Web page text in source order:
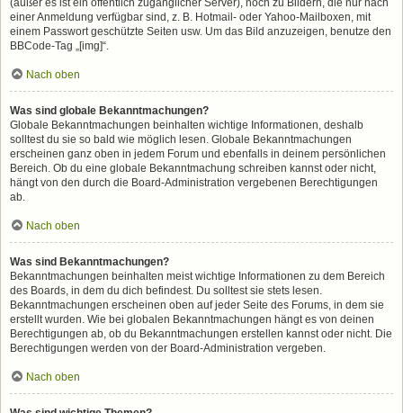
(außer es ist ein öffentlich zugänglicher Server), noch zu Bildern, die nur nach
einer Anmeldung verfügbar sind, z. B. Hotmail- oder Yahoo-Mailboxen, mit
einem Passwort geschützte Seiten usw. Um das Bild anzuzeigen, benutze den
BBCode-Tag „[img]“.
Nach oben
Was sind globale Bekanntmachungen?
Globale Bekanntmachungen beinhalten wichtige Informationen, deshalb
solltest du sie so bald wie möglich lesen. Globale Bekanntmachungen
erscheinen ganz oben in jedem Forum und ebenfalls in deinem persönlichen
Bereich. Ob du eine globale Bekanntmachung schreiben kannst oder nicht,
hängt von den durch die Board-Administration vergebenen Berechtigungen
ab.
Nach oben
Was sind Bekanntmachungen?
Bekanntmachungen beinhalten meist wichtige Informationen zu dem Bereich
des Boards, in dem du dich befindest. Du solltest sie stets lesen.
Bekanntmachungen erscheinen oben auf jeder Seite des Forums, in dem sie
erstellt wurden. Wie bei globalen Bekanntmachungen hängt es von deinen
Berechtigungen ab, ob du Bekanntmachungen erstellen kannst oder nicht. Die
Berechtigungen werden von der Board-Administration vergeben.
Nach oben